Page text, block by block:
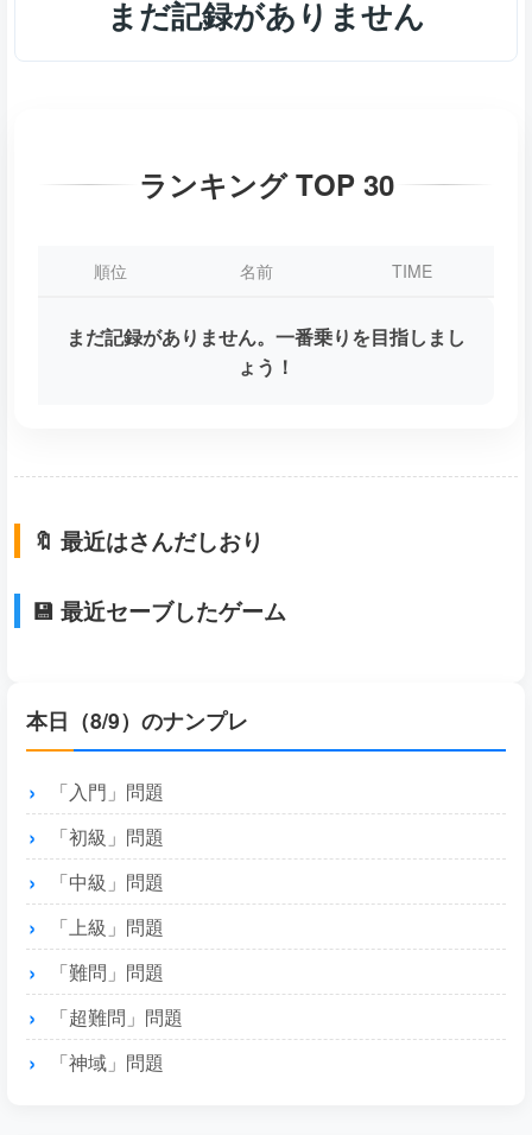
まだ記録がありません
ランキング TOP 30
順位 名前 TIME
まだ記録がありません。一番乗りを目指しまし
ょう！
🔖 最近はさんだしおり
💾 最近セーブしたゲーム
本日（8/9）のナンプレ
「入門」問題
「初級」問題
「中級」問題
「上級」問題
「難問」問題
「超難問」問題
「神域」問題